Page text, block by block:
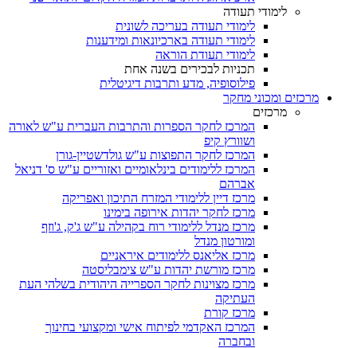
לימודי תעודה
לימודי תעודה בעריכה לשונית
לימודי תעודה בארכיונאות ומידענות
לימודי תעודת הוראה
תכניות לבכירים בשנה אחת
פילוסופיה, מדע ותרבות דיגיטלית
מרכזים ומכוני מחקר
מרכזים
המרכז לחקר הספרות והתרבות העברית ע"ש לאורה
ושוורץ קיפ
המרכז לחקר התפוצות ע"ש גולדשטיין-גורן
המרכז ללימודים בינלאומיים ואזוריים ע"ש ס' דניאל
אברהם
מרכז דיין ללימודי המזרח התיכון ואפריקה
מרכז לחקר יהדות אירופה בימינו
מרכז מנדל ללימודי רוח בקהילה ע"ש ג'ק, ג'וזף
ומורטון מנדל
מרכז אליאנס ללימודים איראניים
מרכז מורשת יהדות ע"ש צימבליסטה
מרכז מצוינות לחקר הספרייה היהודית בשלהי העת
העתיקה
מרכז קורת
המרכז האקדמי לפיתוח אישי ומקצועי בחינוך
ובחברה